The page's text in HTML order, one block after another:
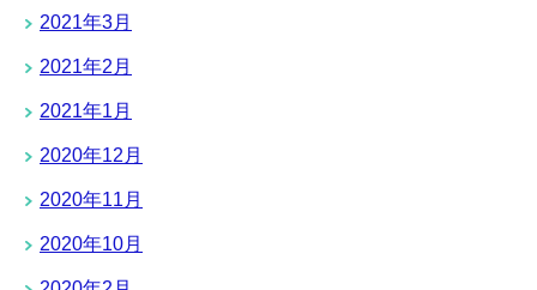
2021年3月
2021年2月
2021年1月
2020年12月
2020年11月
2020年10月